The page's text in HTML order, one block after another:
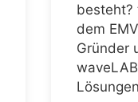
besteht?
dem
Gründer